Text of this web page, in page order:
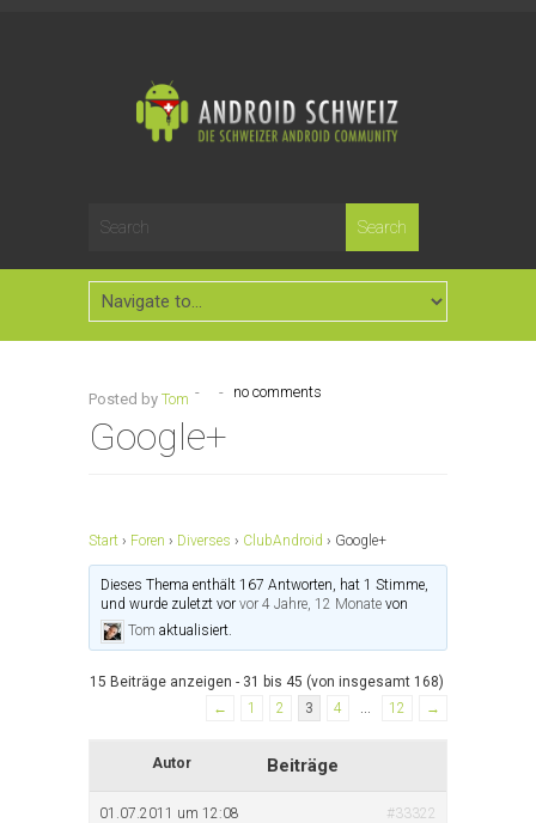
Posted by Tom - - no comments
Google+
Start › Foren › Diverses › ClubAndroid › Google+
Dieses Thema enthält 167 Antworten, hat 1 Stimme,
und wurde zuletzt vorvor 4 Jahre, 12 Monate von
Tom aktualisiert.
15 Beiträge anzeigen - 31 bis 45 (von insgesamt 168)
←
1 2 3 4 12 →
Autor Beiträge
01.07.2011 um 12:08 #33322